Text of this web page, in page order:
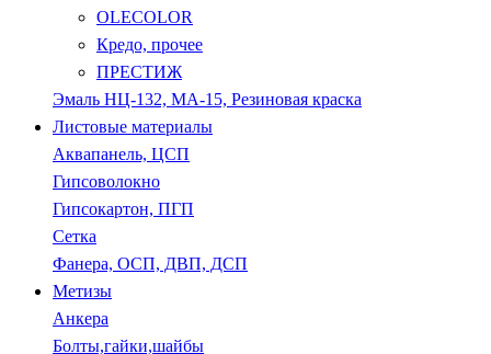
OLECOLOR
Кредо, прочее
ПРЕСТИЖ
Эмаль НЦ-132, МА-15, Резиновая краска
Листовые материалы
Аквапанель, ЦСП
Гипсоволокно
Гипсокартон, ПГП
Сетка
Фанера, ОСП, ДВП, ДСП
Метизы
Анкера
Болты,гайки,шайбы